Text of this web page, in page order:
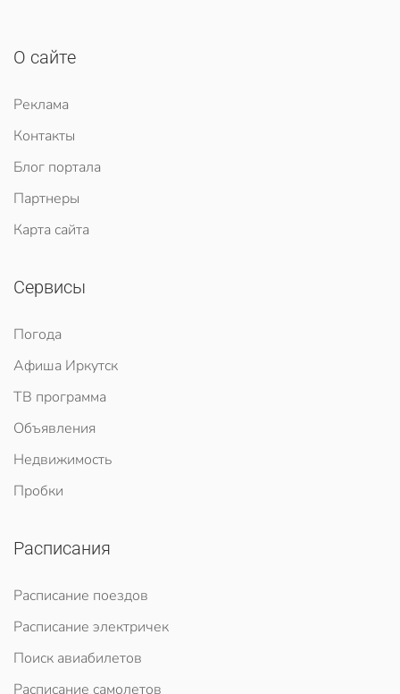
О сайте
Реклама
Контакты
Блог портала
Партнеры
Карта сайта
Сервисы
Погода
Афиша Иркутск
ТВ программа
Объявления
Недвижимость
Пробки
Расписания
Расписание поездов
Расписание электричек
Поиск авиабилетов
Расписание самолетов